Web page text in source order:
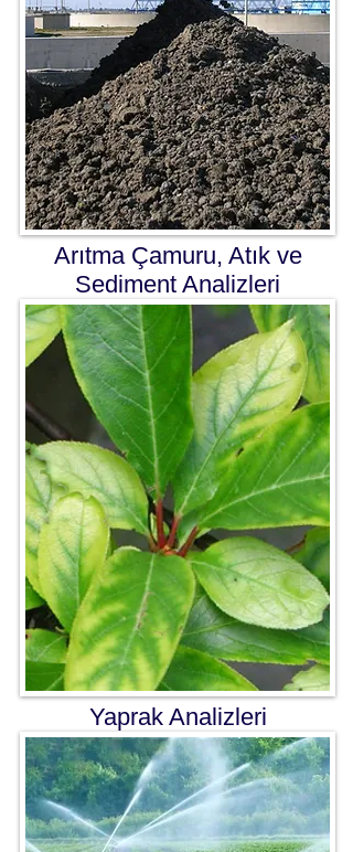
Arıtma Çamuru, Atık ve
Sediment Analizleri
Yaprak Analizleri